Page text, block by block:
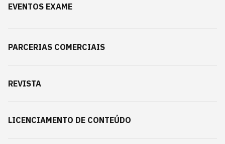
EVENTOS EXAME
PARCERIAS COMERCIAIS
REVISTA
LICENCIAMENTO DE CONTEÚDO